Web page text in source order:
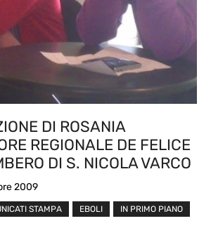
DI ROSANIA
REGIONALE DE FELICE
DI S. NICOLA VARCO
2009
STAMPA EBOLI
IN PRIMO PIANO